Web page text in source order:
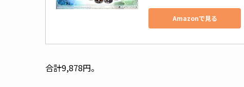
Amazonで見る
合計9,878円。